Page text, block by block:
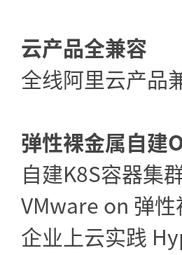
云产品全兼容
全线阿里云产品
弹性裸金属自建
自建K8S容器集
VMware on 弹
企业上云实践